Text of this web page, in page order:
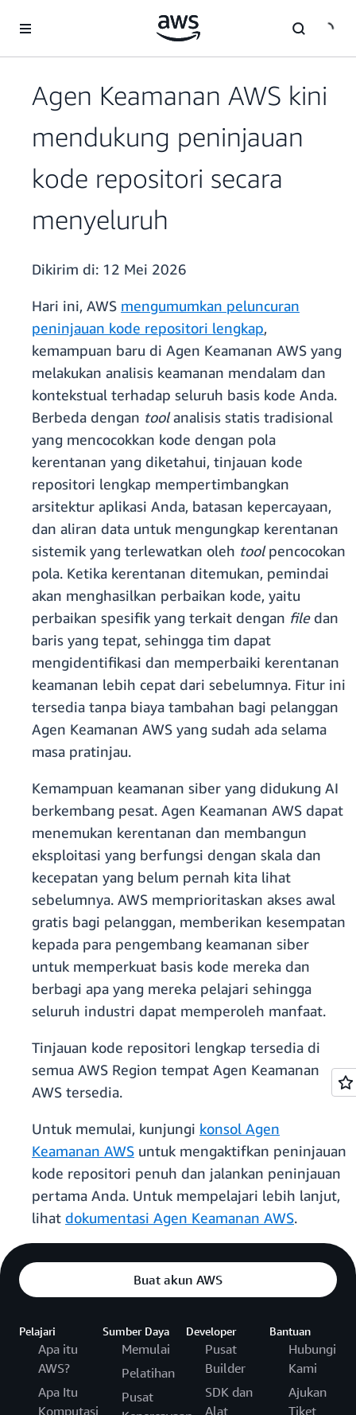
Agen Keamanan AWS kini
mendukung peninjauan
kode repositori secara
menyeluruh
Dikirim di: 12 Mei 2026
Hari ini, AWS mengumumkan peluncuran
peninjauan kode repositori lengkap,
kemampuan baru di Agen Keamanan AWS yang
melakukan analisis keamanan mendalam dan
kontekstual terhadap seluruh basis kode Anda.
Berbeda dengan toolanalisis statis tradisional
yang mencocokkan kode dengan pola
kerentanan yang diketahui, tinjauan kode
repositori lengkap mempertimbangkan
arsitektur aplikasi Anda, batasan kepercayaan,
dan aliran data untuk mengungkap kerentanan
sistemik yang terlewatkan oleh toolpencocokan
pola. Ketika kerentanan ditemukan, pemindai
akan menghasilkan perbaikan kode, yaitu
perbaikan spesifik yang terkait dengan filedan
baris yang tepat, sehingga tim dapat
mengidentifikasi dan memperbaiki kerentanan
keamanan lebih cepat dari sebelumnya. Fitur ini
tersedia tanpa biaya tambahan bagi pelanggan
Agen Keamanan AWS yang sudah ada selama
masa pratinjau.
Kemampuan keamanan siber yang didukung AI
berkembang pesat. Agen Keamanan AWS dapat
menemukan kerentanan dan membangun
eksploitasi yang berfungsi dengan skala dan
kecepatan yang belum pernah kita lihat
sebelumnya. AWS memprioritaskan akses awal
gratis bagi pelanggan, memberikan kesempatan
kepada para pengembang keamanan siber
untuk memperkuat basis kode mereka dan
berbagi apa yang mereka pelajari sehingga
seluruh industri dapat memperoleh manfaat.
Tinjauan kode repositori lengkap tersedia di
semua AWS Region tempat Agen Keamanan
AWS tersedia.
Untuk memulai, kunjungi konsol Agen
Keamanan AWS untuk mengaktifkan peninjauan
kode repositori penuh dan jalankan peninjauan
pertama Anda. Untuk mempelajari lebih lanjut,
lihat dokumentasi Agen Keamanan AWS.
Buat akun AWS
Pelajari
Apa itu
AWS?
Apa Itu
Komputasi
Sumber Daya
Memulai
Pelatihan
Pusat
Developer
Pusat
Builder
SDK dan
Alat
Bantuan
Hubungi
Kami
Ajukan
Tiket